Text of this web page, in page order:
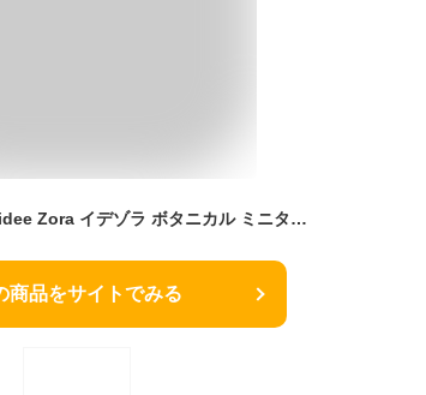
今治タオル ハンカチ idee Zora イデゾラ ボタニカル ミニタオル プレゼント 贈り物 ギフト 人気 レディース 今治産 国産 日本製 ギフト プレゼント 贈り物 引き出物 イデアゾラ 母の日 父の日 今治浴巾 おしゃれ ブランド
商品をサイトでみる